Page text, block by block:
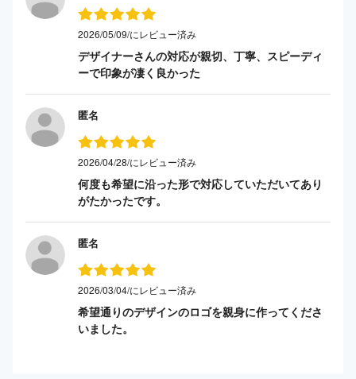
2026/05/09/にレビュー済み
デザイナーさんの対応が親切、丁寧、スピーディ
ーで印象が凄く良かった
匿名
2026/04/28/にレビュー済み
何度も希望に沿った形で対応していただいてあり
がたかったです。
匿名
2026/03/04/にレビュー済み
希望通りのデザインのロゴを親身に作ってくださ
いました。